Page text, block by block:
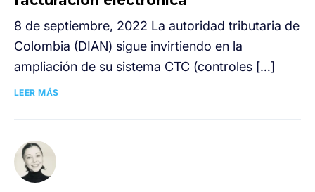
8 de septiembre, 2022 La autoridad tributaria de
Colombia (DIAN) sigue invirtiendo en la
ampliación de su sistema CTC (controles […]
LEER MÁS